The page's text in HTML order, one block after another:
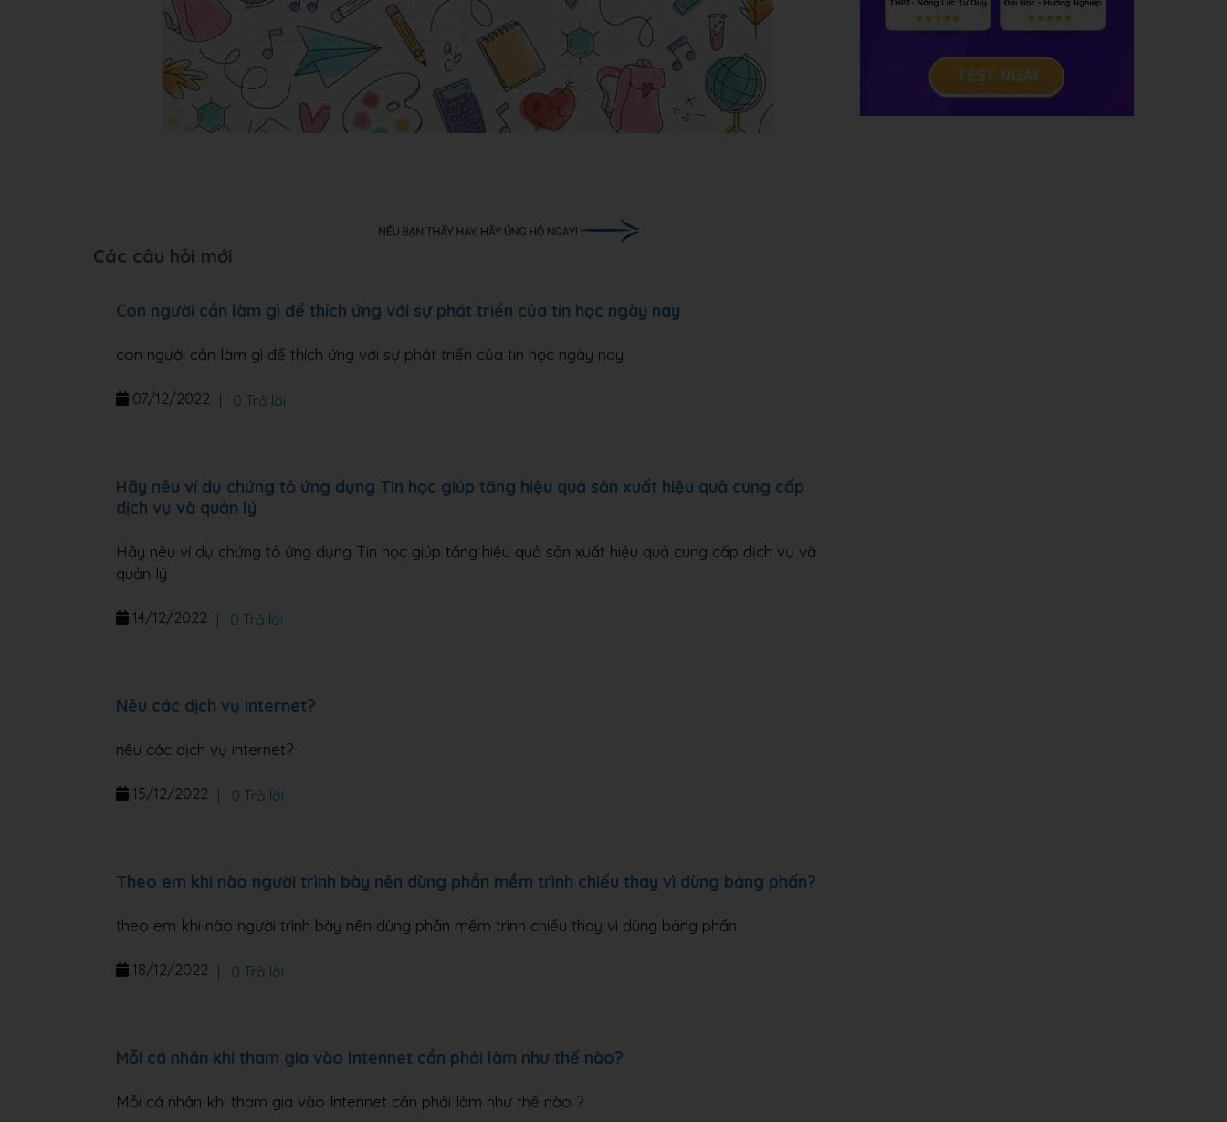
Các câu hỏi mới
Con người cần làm gì để thích ứng với sự phát triển của tin học ngày nay
con người cần làm gì để thích ứng với sự phát triển của tin học ngày nay
07/12/2022 0 Trả lời
Hãy nêu ví dụ chứng tỏ ứng dụng Tin học giúp tăng hiệu quả sản xuất hiệu quả cung cấp
dịch vụ và quản lý
Hãy nêu ví dụ chứng tỏ ứng dụng Tin học giúp tăng hiệu quả sản xuất hiệu quả cung cấp dịch vụ và
quản lý
14/12/2022 0 Trả lời
Nêu các dịch vụ internet?
nêu các dịch vụ internet?
15/12/2022 0 Trả lời
Theo em khi nào người trình bày nên dùng phần mềm trình chiếu thay vì dùng bảng phấn?
theo em khi nào người trình bày nên dùng phần mềm trình chiếu thay vì dùng bảng phấn
18/12/2022 0 Trả lời
Mỗi cá nhân khi tham gia vào lntennet cần phải làm như thế nào?
Mỗi cá nhân khi tham gia vào lntennet cần phải làm như thế nào ?